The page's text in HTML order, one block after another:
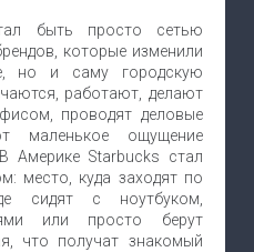
быть просто сетью
которые изменили
но и саму городскую
работают, делают
проводят деловые
маленькое ощущение
Америке Starbucks стал
место, куда заходят по
сидят с ноутбуком,
или просто берут
что получат знакомый